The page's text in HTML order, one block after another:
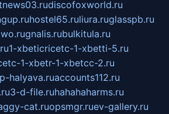
discofoxworld.ru
hostel65.ruliura.ruglasspb.ru
gnalis.rubulkitula.ru
1-xbeticricetc-1-xbetti-5.ru
1-xbetr-1-xbetcc-2.ru
halyava.ruaccounts112.ru
3-d-file.ruhahahaharms.ru
cat.ruopsmgr.ruev-gallery.ru